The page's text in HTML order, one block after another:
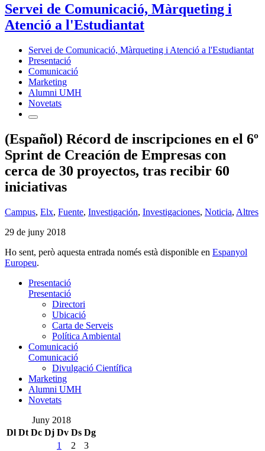
Servei de Comunicació, Màrqueting i
Atenció a l'Estudiantat
Servei de Comunicació, Màrqueting i Atenció a l'Estudiantat
Presentació
Comunicació
Marketing
Alumni UMH
Novetats
(Español) Récord de inscripciones en el 6º
Sprint de Creación de Empresas con
cerca de 30 proyectos, tras recibir 60
iniciativas
Campus, Elx, Fuente, Investigación, Investigaciones, Noticia, Altres
29 de juny 2018
Ho sent, però aquesta entrada només està disponible en Espanyol
Europeu.
Presentació
Presentació
Directori
Ubicació
Carta de Serveis
Política Ambiental
Comunicació
Comunicació
Divulgació Científica
Marketing
Alumni UMH
Novetats
Juny 2018
Dl Dt Dc Dj Dv Ds Dg
1
2
3